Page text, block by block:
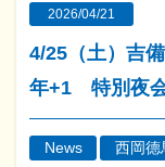
2026/04/21
4/25（土）吉
年+1 特別夜会
News 西岡德